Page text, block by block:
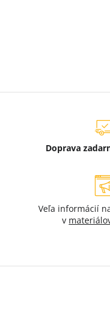
Doprava
Veľa informácií
v